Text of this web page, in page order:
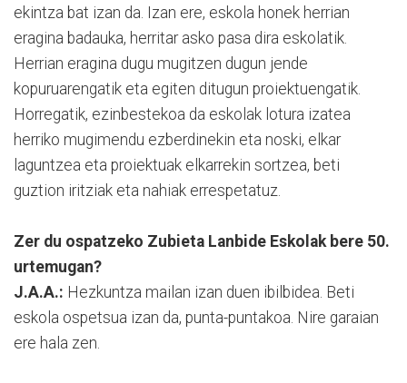
ekintza bat izan da. Izan ere, eskola honek herrian
eragina badauka, herritar asko pasa dira eskolatik.
Herrian eragina dugu mugitzen dugun jende
kopuruarengatik eta egiten ditugun proiektuengatik.
Horregatik, ezinbestekoa da eskolak lotura izatea
herriko mugimendu ezberdinekin eta noski, elkar
laguntzea eta proiektuak elkarrekin sortzea, beti
guztion iritziak eta nahiak errespetatuz.
Zer du ospatzeko Zubieta Lanbide Eskolak bere 50.
urtemugan?
J.A.A.: Hezkuntza mailan izan duen ibilbidea. Beti
eskola ospetsua izan da, punta-puntakoa. Nire garaian
ere hala zen.